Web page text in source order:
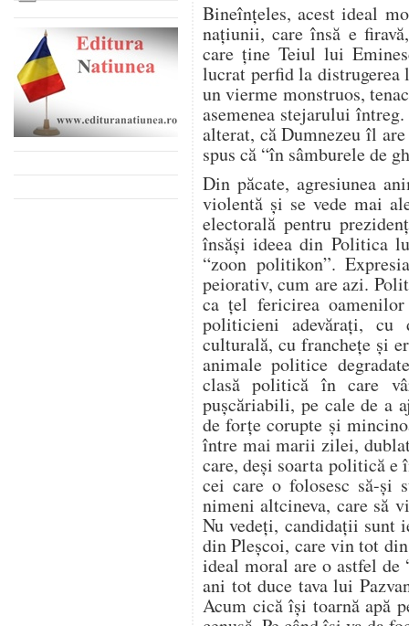
Bineînţeles, acest ideal
naţiunii, care însă e
care ţine Teiul lui
lucrat perfid la distrugerea
un vierme monstruos,
asemenea stejarului
alterat, că Dumnezeu îl
spus că “în sâmburele de
Din păcate, agresiunea
violentă şi se vede mai
electorală pentru
însăşi ideea din Politica
“zoon politikon”.
peiorativ, cum are azi.
ca ţel fericirea
politicieni adevăraţi, cu
culturală, cu francheţe şi
animale politice
clasă politică în care
puşcăriabili, pe cale de a
de forţe corupte şi
între mai marii zilei,
care, deşi soarta politică e
cei care o folosesc să-şi
nimeni altcineva, care să
Nu vedeţi, candidaţii sunt
din Pleşcoi, care vin tot
ideal moral are o astfel de
ani tot duce tava lui
Acum cică îşi toarnă apă